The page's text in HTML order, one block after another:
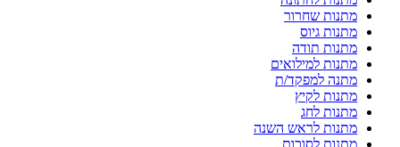
מתנות שחרור
מתנות גיוס
מתנות תודה
מתנות למילואים
מתנה למפקד/ת
מתנות לקיץ
מתנות לחג
מתנות לראש השנה
מתנות לסוכות